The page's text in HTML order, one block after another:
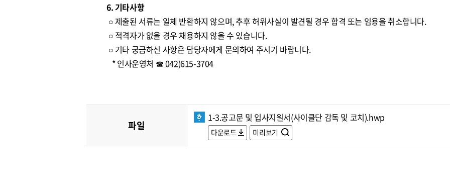
6. 기타사항
○ 제출된 서류는 일체 반환하지 않으며, 추후 허위사실이 발견될 경우 합격 또는 임용을 취소합니다.
○ 적격자가 없을 경우 채용하지 않을 수 있습니다.
○ 기타 궁금하신 사항은 담당자에게 문의하여 주시기 바랍니다.
* 인사운영처 ☎ 042)615-3704
파일
1-3.공고문 및 입사지원서(사이클단 감독 및 코치).hwp
다운로드 미리보기